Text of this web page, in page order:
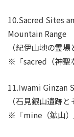
10.Sacred Sites
Mountain Range
（紀伊山地の霊場
※「sacred（神聖
11.Iwami Ginzan
（石見銀山遺跡と
※「mine（鉱山）